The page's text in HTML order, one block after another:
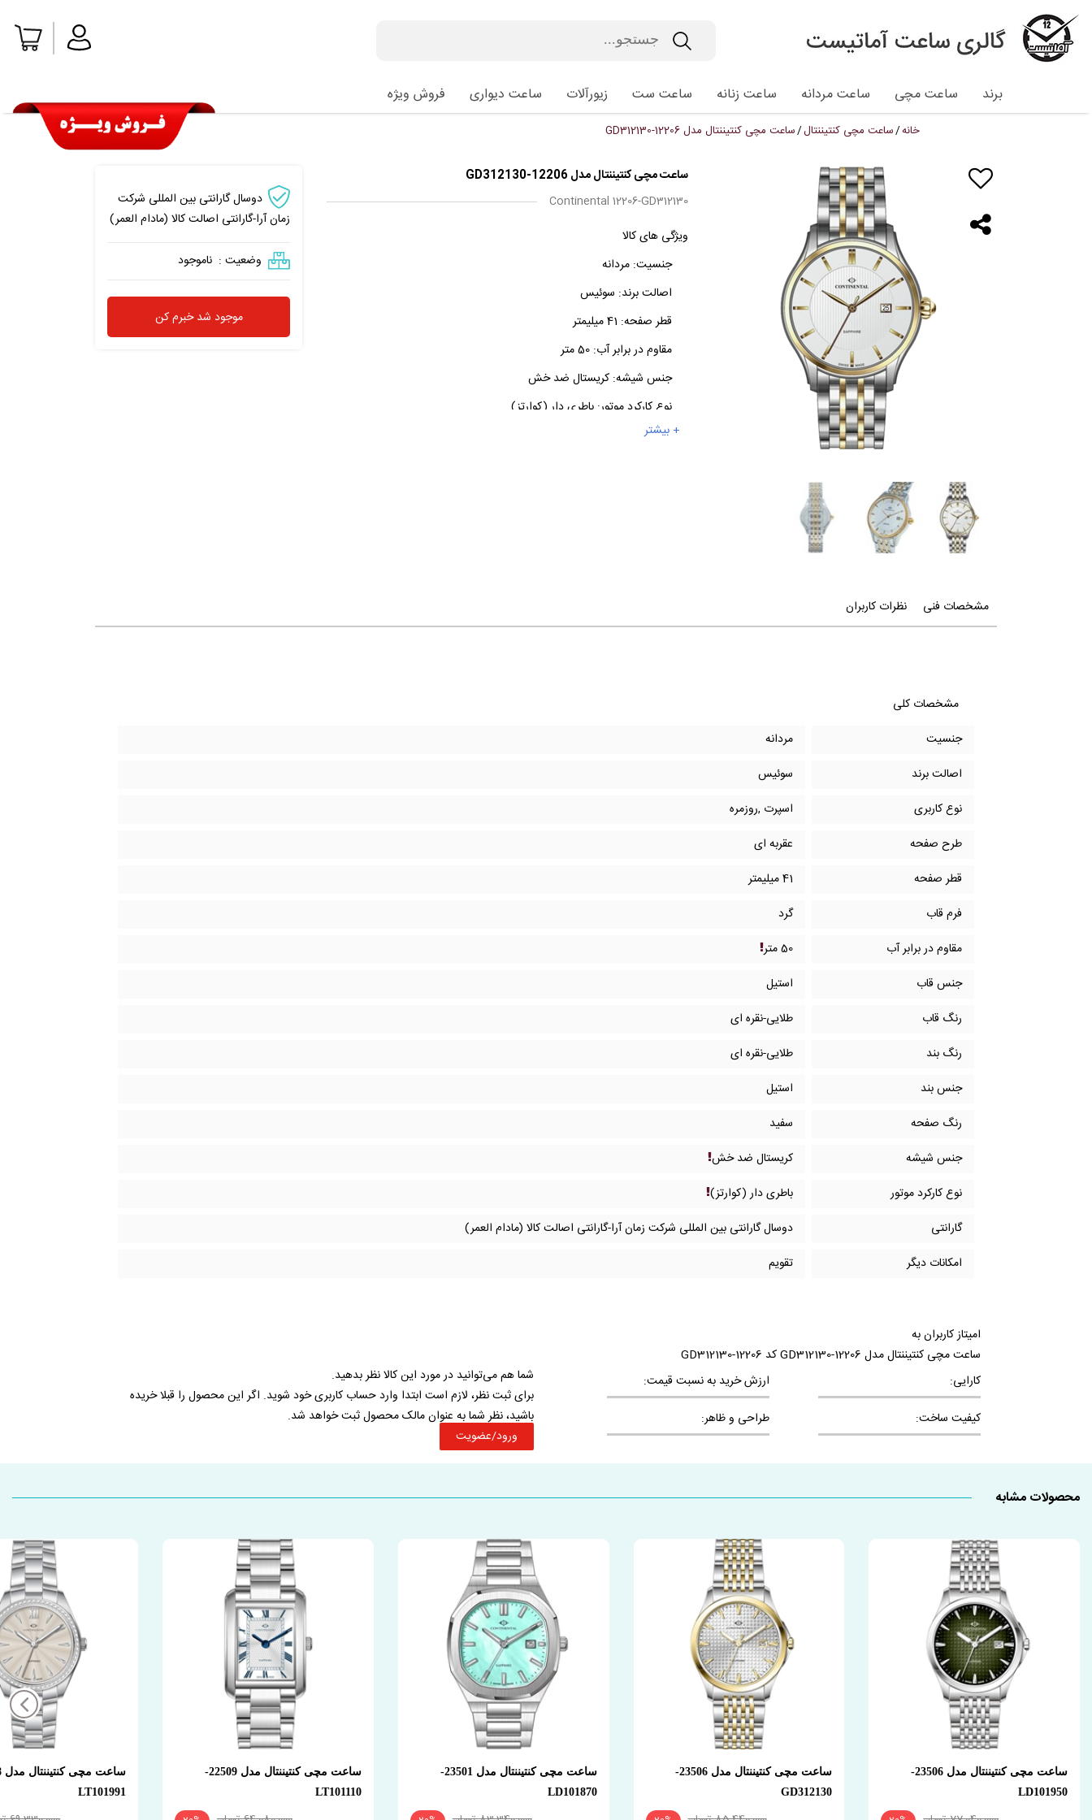
برند ساعت مچی ساعت مردانه ساعت زنانه ساعت ست زیورآلات ساعت دیواری فروش ویژه
خانه ساعت مچی کنتیننتال ساعت مچی کنتیننتال مدل 12206-GD312130
ساعت مچی کنتیننتال مدل 12206-GD312130
Continental 12206-GD312130
ویژگی های کالا
جنسیت: مردانه
اصالت برند: سوئیس
قطر صفحه: 41 میلیمتر
مقاوم در برابر آب: 50 متر
جنس شیشه: کریستال ضد خش
نوع کارکرد موتور: باطری دار (کوارتز)
+ بیشتر
دوسال گارانتی بین المللی شرکت
زمان آرا-گارانتی اصالت کالا (مادام العمر)
وضعیت : ناموجود
موجود شد خبرم کن
مشخصات فنی نظرات کاربران
مشخصات کلی
جنسیت
مردانه
اصالت برند
سوئیس
نوع کاربری
اسپرت ,روزمره
طرح صفحه
عقربه ای
قطر صفحه
41 میلیمتر
فرم قاب
گرد
مقاوم در برابر آب
50 متر
جنس قاب
استیل
رنگ قاب
طلایی-نقره ای
رنگ بند
طلایی-نقره ای
جنس بند
استیل
رنگ صفحه
سفید
جنس شیشه
کریستال ضد خش
نوع کارکرد موتور
باطری دار (کوارتز)
گارانتی
دوسال گارانتی بین المللی شرکت زمان آرا-گارانتی اصالت کالا (مادام العمر)
امکانات دیگر
تقویم
امیتاز کاربران به
ساعت مچی کنتیننتال مدل 12206-GD312130 کد 12206-GD312130
کارایی:
ارزش خرید به نسبت قیمت:
کیفیت ساخت:
طراحی و ظاهر:
شما هم می‌توانید در مورد این کالا نظر بدهید.
برای ثبت نظر، لازم است ابتدا وارد حساب کاربری خود شوید. اگر این محصول را قبلا خریده
باشید، نظر شما به عنوان مالک محصول ثبت خواهد شد.
ورود/عضویت
محصولات مشابه
ساعت مچی کنتیننتال مدل 23506-
LD101950
ساعت مچی کنتیننتال مدل 23506-
GD312130
ساعت مچی کنتیننتال مدل 23501-
LD101870
ساعت مچی کنتیننتال مدل 22509-
LT101110
LT101991